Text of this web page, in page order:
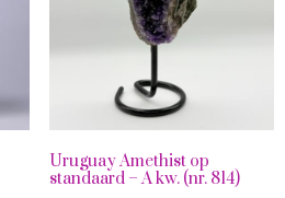
Uruguay Amethist op
standaard – A kw. (nr. 814)